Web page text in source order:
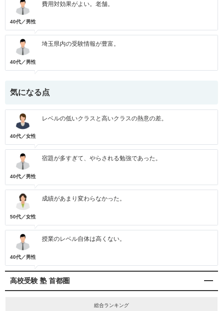
40代／男性
費用対効果がよい。老舗。
40代／男性
埼玉県内の受験情報が豊富。
気になる点
40代／女性
レベルの低いクラスと高いクラスの熱意の差。
40代／男性
宿題が多すぎて、やらされる勉強であった。
50代／女性
成績があまり変わらなかった。
40代／男性
授業のレベル自体は高くない。
高校受験 塾 首都圏
総合ランキング